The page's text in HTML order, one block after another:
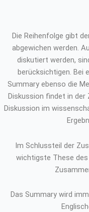
Die Reihenfolge gibt
abgewichen werden.
diskutiert werden,
berücksichtigen. Bei
Summary ebenso die
Diskussion findet in
Diskussion im
Im Schlussteil der
wichtigste These des
Das Summary wird